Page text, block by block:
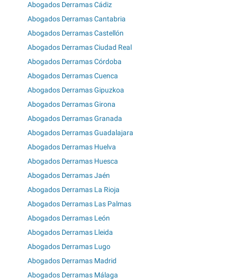
Abogados Derramas Cádiz
Abogados Derramas Cantabria
Abogados Derramas Castellón
Abogados Derramas Ciudad Real
Abogados Derramas Córdoba
Abogados Derramas Cuenca
Abogados Derramas Gipuzkoa
Abogados Derramas Girona
Abogados Derramas Granada
Abogados Derramas Guadalajara
Abogados Derramas Huelva
Abogados Derramas Huesca
Abogados Derramas Jaén
Abogados Derramas La Rioja
Abogados Derramas Las Palmas
Abogados Derramas León
Abogados Derramas Lleida
Abogados Derramas Lugo
Abogados Derramas Madrid
Abogados Derramas Málaga